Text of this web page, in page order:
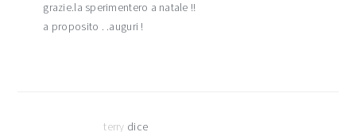
grazie.la sperimentero a natale !!
a proposito . .auguri !
terry dice